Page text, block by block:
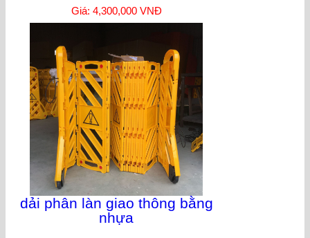
Giá: 4,300,000 VNĐ
dải phân làn giao thông bằng
nhựa